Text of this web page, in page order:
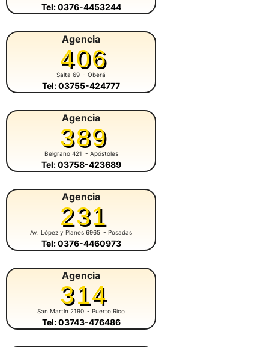
Tel: 0376-4453244
Agencia
406
Salta 69 - Oberá
Tel: 03755-424777
Agencia
389
Belgrano 421 - Apóstoles
Tel: 03758-423689
Agencia
231
Av. López y Planes 6965 - Posadas
Tel: 0376-4460973
Agencia
314
San Martín 2190 - Puerto Rico
Tel: 03743-476486